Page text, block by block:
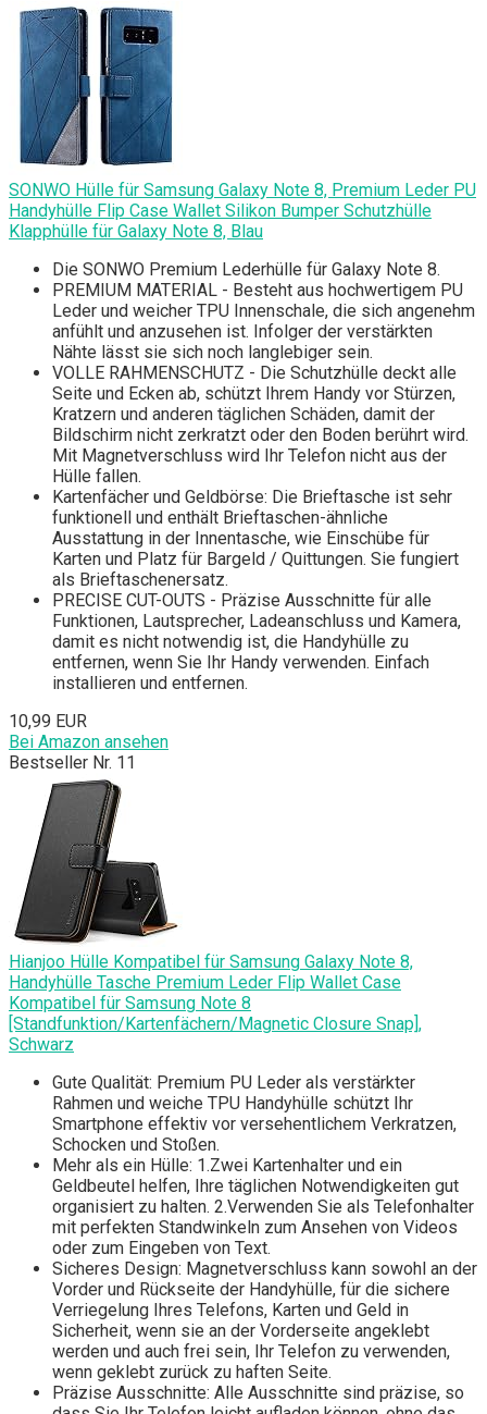
SONWO Hülle für Samsung Galaxy Note 8, Premium Leder PU
Handyhülle Flip Case Wallet Silikon Bumper Schutzhülle
Klapphülle für Galaxy Note 8, Blau
Die SONWO Premium Lederhülle für Galaxy Note 8.
PREMIUM MATERIAL - Besteht aus hochwertigem PU
Leder und weicher TPU Innenschale, die sich angenehm
anfühlt und anzusehen ist. Infolger der verstärkten
Nähte lässt sie sich noch langlebiger sein.
VOLLE RAHMENSCHUTZ - Die Schutzhülle deckt alle
Seite und Ecken ab, schützt Ihrem Handy vor Stürzen,
Kratzern und anderen täglichen Schäden, damit der
Bildschirm nicht zerkratzt oder den Boden berührt wird.
Mit Magnetverschluss wird Ihr Telefon nicht aus der
Hülle fallen.
Kartenfächer und Geldbörse: Die Brieftasche ist sehr
funktionell und enthält Brieftaschen-ähnliche
Ausstattung in der Innentasche, wie Einschübe für
Karten und Platz für Bargeld / Quittungen. Sie fungiert
als Brieftaschenersatz.
PRECISE CUT-OUTS - Präzise Ausschnitte für alle
Funktionen, Lautsprecher, Ladeanschluss und Kamera,
damit es nicht notwendig ist, die Handyhülle zu
entfernen, wenn Sie Ihr Handy verwenden. Einfach
installieren und entfernen.
10,99 EUR
Bei Amazon ansehen
Bestseller Nr. 11
Hianjoo Hülle Kompatibel für Samsung Galaxy Note 8,
Handyhülle Tasche Premium Leder Flip Wallet Case
Kompatibel für Samsung Note 8
[Standfunktion/Kartenfächern/Magnetic Closure Snap],
Schwarz
Gute Qualität: Premium PU Leder als verstärkter
Rahmen und weiche TPU Handyhülle schützt Ihr
Smartphone effektiv vor versehentlichem Verkratzen,
Schocken und Stoßen.
Mehr als ein Hülle: 1.Zwei Kartenhalter und ein
Geldbeutel helfen, Ihre täglichen Notwendigkeiten gut
organisiert zu halten. 2.Verwenden Sie als Telefonhalter
mit perfekten Standwinkeln zum Ansehen von Videos
oder zum Eingeben von Text.
Sicheres Design: Magnetverschluss kann sowohl an der
Vorder und Rückseite der Handyhülle, für die sichere
Verriegelung Ihres Telefons, Karten und Geld in
Sicherheit, wenn sie an der Vorderseite angeklebt
werden und auch frei sein, Ihr Telefon zu verwenden,
wenn geklebt zurück zu haften Seite.
Präzise Ausschnitte: Alle Ausschnitte sind präzise, so